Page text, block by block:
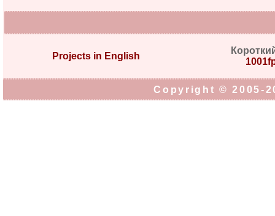
Projects in English
Copyright © 2005-